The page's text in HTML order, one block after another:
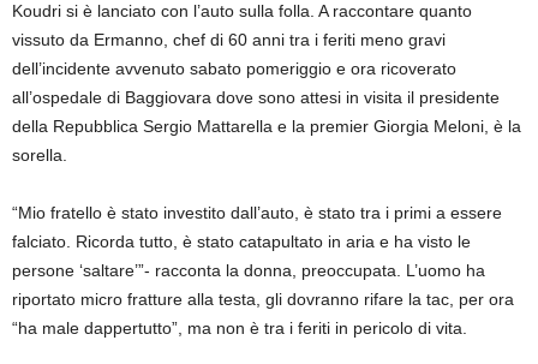
Koudri si è lanciato con l’auto sulla folla. A raccontare quanto
vissuto da Ermanno, chef di 60 anni tra i feriti meno gravi
dell’incidente avvenuto sabato pomeriggio e ora ricoverato
all’ospedale di Baggiovara dove sono attesi in visita il presidente
della Repubblica Sergio Mattarella e la premier Giorgia Meloni, è la
sorella.
“Mio fratello è stato investito dall’auto, è stato tra i primi a essere
falciato. Ricorda tutto, è stato catapultato in aria e ha visto le
persone ‘saltare’”- racconta la donna, preoccupata. L’uomo ha
riportato micro fratture alla testa, gli dovranno rifare la tac, per ora
“ha male dappertutto”, ma non è tra i feriti in pericolo di vita.